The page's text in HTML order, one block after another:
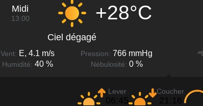
Midi
13:00 +28°C
Ciel dégagé
Vent: E, 4.1 m/s Pression: 766 mmHg
Humidité: 40 % Nébulosité: 0 %
Lever
06:45
Coucher
21:16